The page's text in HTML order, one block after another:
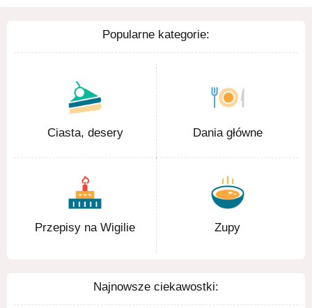
Popularne kategorie:
Ciasta, desery Dania główne
Przepisy na Wigilie Zupy
Najnowsze ciekawostki: